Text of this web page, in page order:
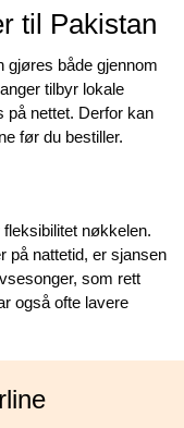
til Pakistan
gjøres både gjennom
tilbyr lokale
på nettet. Derfor kan
før du bestiller.
nøkkelen.
på nattetid, er sjansen
som rett
også ofte lavere